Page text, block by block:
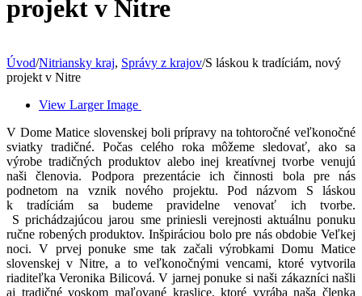
projekt v Nitre
Úvod/Nitriansky kraj, Správy z krajov/S láskou k tradíciám, nový
projekt v Nitre
View Larger Image
V Dome Matice slovenskej boli prípravy na tohtoročné veľkonočné
sviatky tradičné. Počas celého roka môžeme sledovať, ako sa
výrobe tradičných produktov alebo inej kreatívnej tvorbe venujú
naši členovia. Podpora prezentácie ich činnosti bola pre nás
podnetom na vznik nového projektu. Pod názvom S láskou
k tradíciám sa budeme pravidelne venovať ich tvorbe.
S prichádzajúcou jarou sme priniesli verejnosti aktuálnu ponuku
ručne robených produktov. Inšpiráciou bolo pre nás obdobie Veľkej
noci. V prvej ponuke sme tak začali výrobkami Domu Matice
slovenskej v Nitre, a to veľkonočnými vencami, ktoré vytvorila
riaditeľka Veronika Bilicová. V jarnej ponuke si naši zákazníci našli
aj tradičné voskom maľované kraslice, ktoré vyrába naša členka